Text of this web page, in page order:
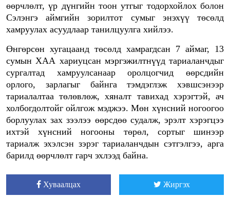
өөрчлөлт, үр дүнгийн тоон утгыг тодорхойлох болон
Сэлэнгэ аймгийн зорилтот сумыг энэхүү төсөлд
хамруулах асуудлаар танилцуулга хийлээ.
Өнгөрсөн хугацаанд төсөлд хамрагдсан 7 аймаг, 13
сумын ХАА хариуцсан мэргэжилтнүүд тариаланчдыг
сургалтад хамруулсанаар оролцогчид өөрсдийн
орлого, зарлагыг байнга тэмдэглэж хэвшсэнээр
тариалалтаа төлөвлөж, хяналт тавихад хэрэгтэй, ач
холбогдолтойг ойлгож мэджээ. Мөн хүнсний ногоогоо
борлуулах зах зээлээ өөрсдөө судалж, эрэлт хэрэгцээ
ихтэй хүнсний ногооны төрөл, сортыг шинээр
тариалж эхэлсэн зэрэг тариаланчдын сэтгэлгээ, арга
барилд өөрчлөлт гарч эхлээд байна.
Хуваалцах Жиргэх